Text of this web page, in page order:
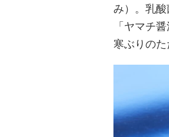
み）。乳
「ヤマチ
寒ぶりのた